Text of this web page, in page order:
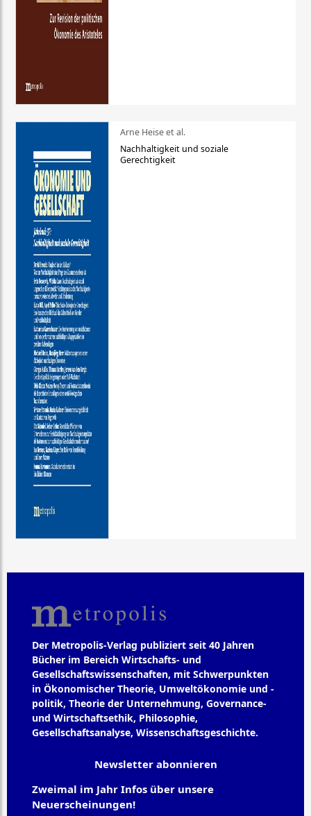
Arne Heise et al.
Nachhaltigkeit und soziale
Gerechtigkeit
Der Metropolis-Verlag publiziert seit 40 Jahren
Bücher im Bereich Wirtschafts- und
Gesellschaftswissenschaften, mit Schwerpunkten
in Ökonomischer Theorie, Umweltökonomie und -
politik, Theorie der Unternehmung, Governance-
und Wirtschaftsethik, Philosophie,
Gesellschaftsanalyse, Wissenschaftsgeschichte.
Newsletter abonnieren
Zweimal im Jahr Infos über unsere
Neuerscheinungen!